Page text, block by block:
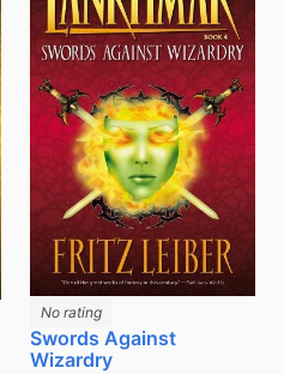
No rating
Swords Against
Wizardry